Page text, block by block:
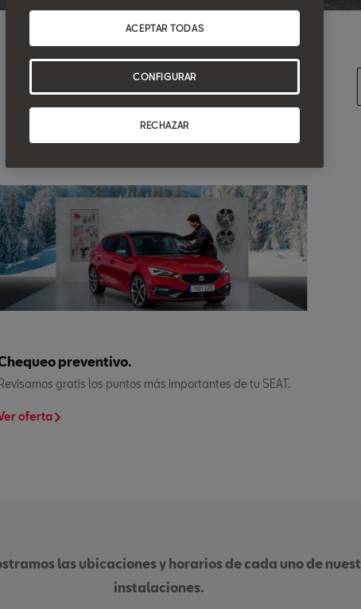
preventivo.
Revisamos gratis los puntos más importantes de tu SEAT.
oferta
las ubicaciones y horarios de cada uno de
instalaciones.
RECHAZAR
ACEPTAR TODAS
CONFIGURAR